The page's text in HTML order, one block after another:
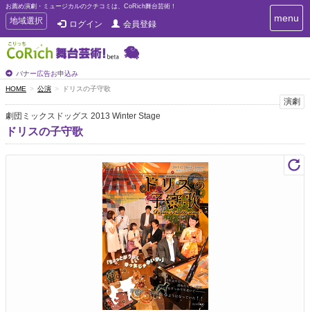
お薦め演劇・ミュージカルのクチコミは、CoRich舞台芸術！
T
o
g
g
e
n
a
v
i
g
地域選択 ログイン 会員登録
バナー広告お申込み
T
o
i
g
menu
HOME 公演 ドリスの子守歌
演劇
劇団ミックスドッグス 2013 Winter Stage
ドリスの子守歌